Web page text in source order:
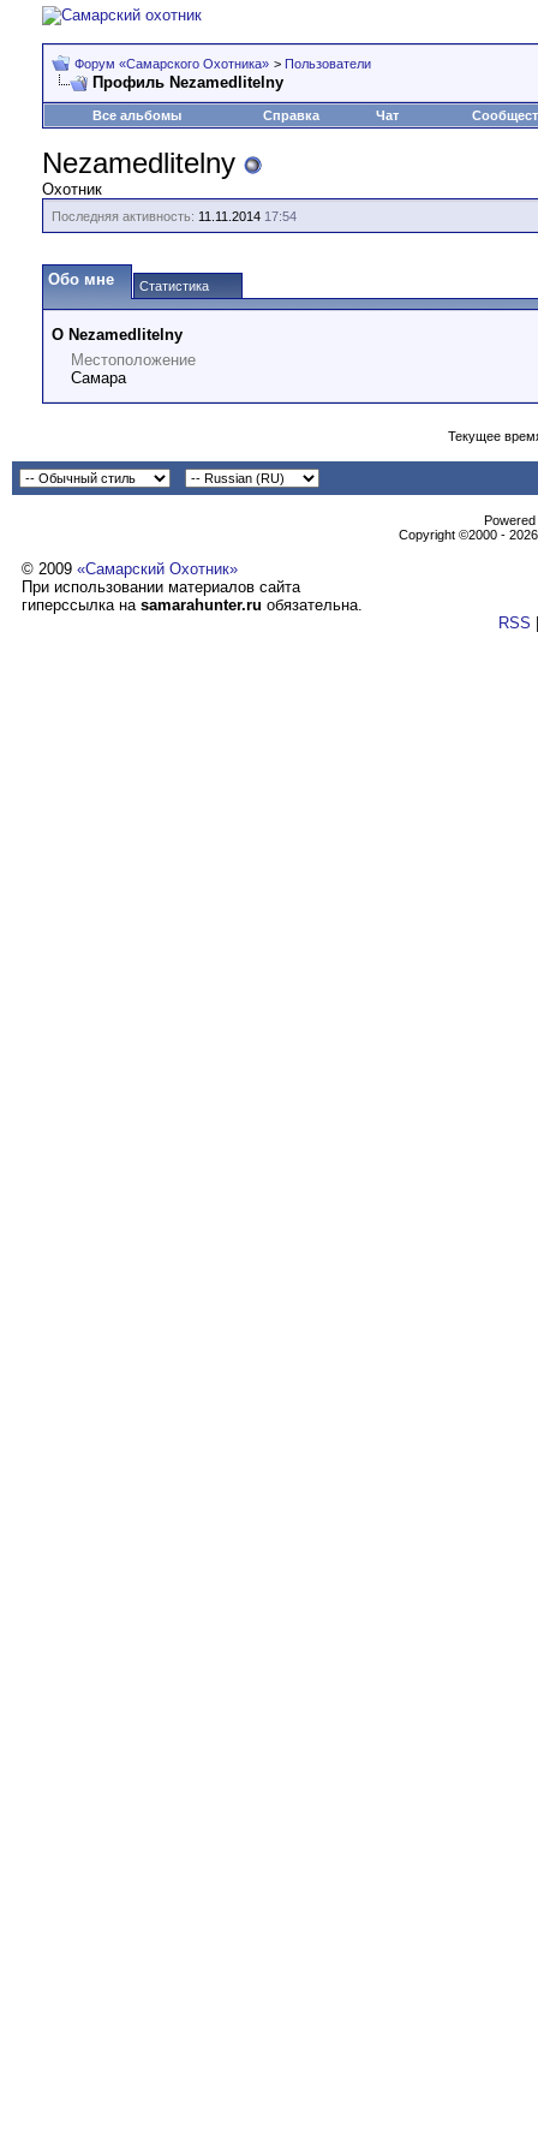
Форум «Самарского Охотника» > Пользователи
Профиль Nezamedlitelny
Все альбомы Справка Чат
Nezamedlitelny
Охотник
Последняя активность: 11.11.2014 17:54
Обо мне Статистика
О Nezamedlitelny
Местоположение
Самара
Текущее
Copyright ©2000 -
© 2009 «Самарский Охотник»
При использовании материалов сайта
гиперссылка на samarahunter.ru обязательна.
RSS